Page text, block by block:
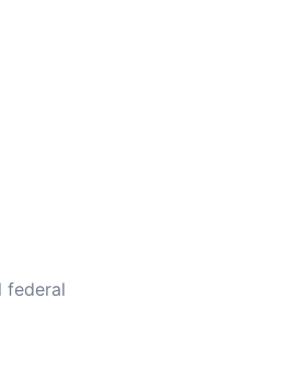
federal